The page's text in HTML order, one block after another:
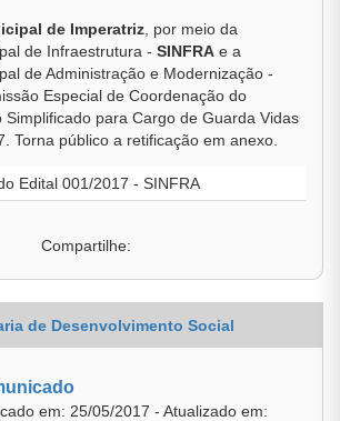
de Imperatriz , por meio da
de Infraestrutura - SINFRA e a
de Administração e Modernização -
Especial de Coordenação do
Simplificado para Cargo de Guarda Vidas
Torna público a retificação em anexo.
Edital 001/2017 - SINFRA
Compartilhe:
de Desenvolvimento Social
em: 25/05/2017 - Atualizado em: